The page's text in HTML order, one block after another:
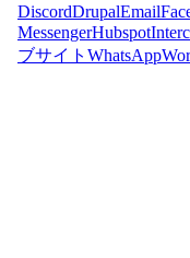
DiscordDrupalEmail
MessengerHubspot
ブサイト WhatsApp